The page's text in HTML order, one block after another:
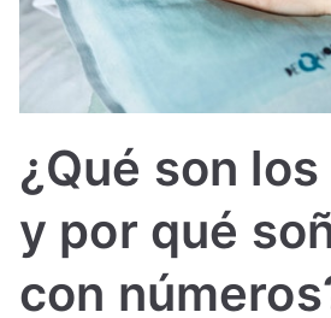
¿Qué son
y por qué
con